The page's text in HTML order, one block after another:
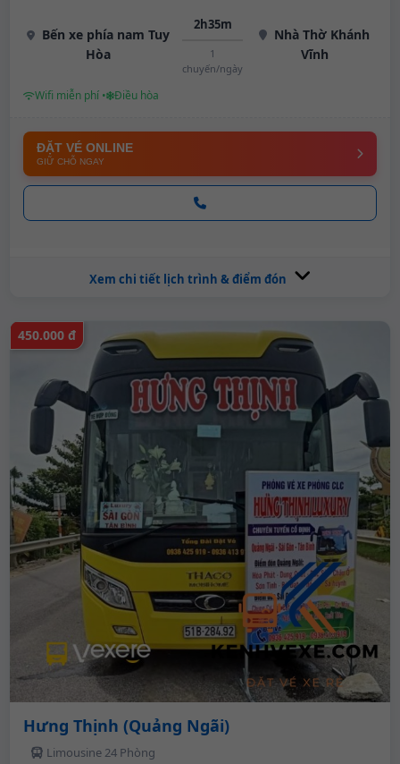
Bến xe phía nam Tuy
Hòa
2h35m
1
chuyến/ngày
Nhà Thờ Khánh
Vĩnh
Wifi miễn phí • Điều hòa
ĐẶT VÉ ONLINE
GIỮ CHỖ NGAY
Xem chi tiết lịch trình & điểm đón
450.000 đ
Hưng Thịnh (Quảng Ngãi)
Limousine 24 Phòng